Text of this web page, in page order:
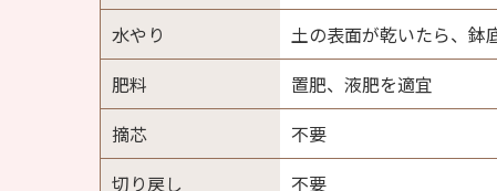
水やり
土の表面が乾いたら、鉢
肥料
置肥、液肥を適宜
摘芯
不要
切り戻し
不要